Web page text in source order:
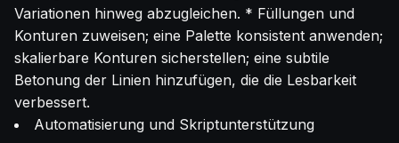
Variationen hinweg abzugleichen. * Füllungen und
Konturen zuweisen; eine Palette konsistent anwenden;
skalierbare Konturen sicherstellen; eine subtile
Betonung der Linien hinzufügen, die die Lesbarkeit
verbessert.
Automatisierung und Skriptunterstützung